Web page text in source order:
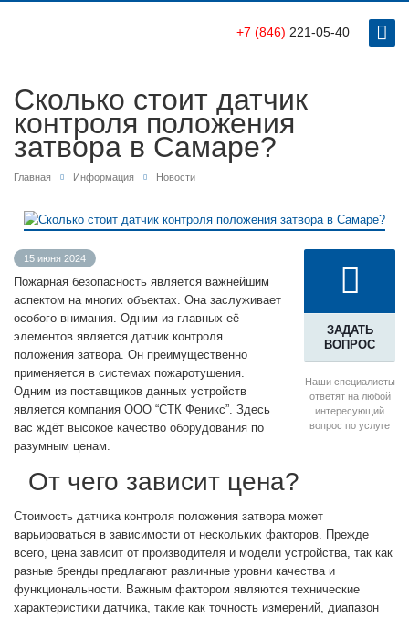
+7 (846) 221-05-40
Сколько стоит датчик
контроля положения
затвора в Самаре?
Главная Информация Новости
ЗАДАТЬ
ВОПРОС
Наши специалисты
ответят на любой
интересующий
вопрос по услуге
15 июня 2024
Пожарная безопасность является важнейшим
аспектом на многих объектах. Она заслуживает
особого внимания. Одним из главных её
элементов является датчик контроля
положения затвора. Он преимущественно
применяется в системах пожаротушения.
Одним из поставщиков данных устройств
является компания ООО “СТК Феникс”. Здесь
вас ждёт высокое качество оборудования по
разумным ценам.
От чего зависит цена?
Стоимость датчика контроля положения затвора может
варьироваться в зависимости от нескольких факторов. Прежде
всего, цена зависит от производителя и модели устройства, так как
разные бренды предлагают различные уровни качества и
функциональности. Важным фактором являются технические
характеристики датчика, такие как точность измерений, диапазон